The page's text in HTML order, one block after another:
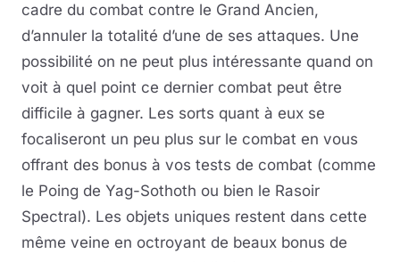
cadre du combat contre le Grand Ancien,
d’annuler la totalité d’une de ses attaques. Une
possibilité on ne peut plus intéressante quand on
voit à quel point ce dernier combat peut être
difficile à gagner. Les sorts quant à eux se
focaliseront un peu plus sur le combat en vous
offrant des bonus à vos tests de combat (comme
le Poing de Yag-Sothoth ou bien le Rasoir
Spectral). Les objets uniques restent dans cette
même veine en octroyant de beaux bonus de